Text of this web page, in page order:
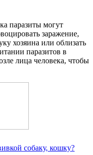
паразиты могут
заражение,
хозяина или облизать
паразитов в
лица человека, чтобы
собаку, кошку?